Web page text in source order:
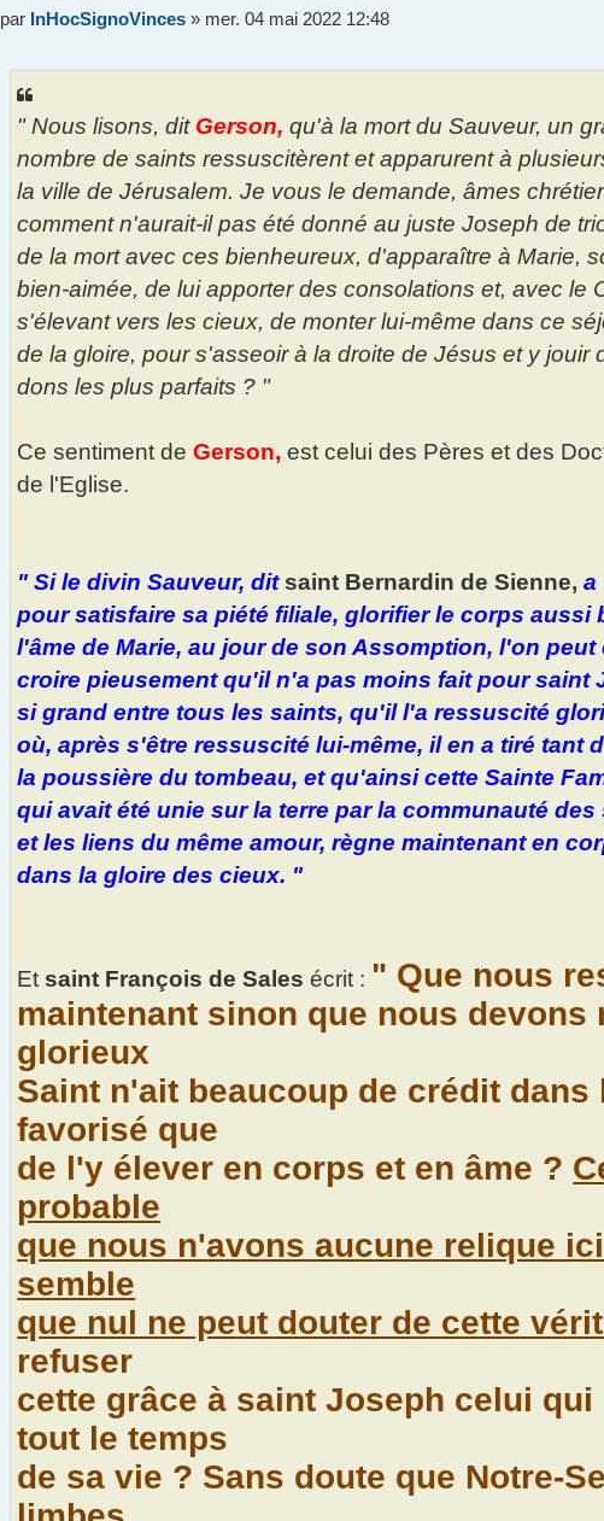
M
par InHocSignoVinces » mer. 04 mai 2022 12:48
" Nous lisons, dit Gerson, qu'à la mort du Sauveur, un
nombre de saints ressuscitèrent et apparurent à
la ville de Jérusalem. Je vous le demande, âmes
comment n'aurait-il pas été donné au juste Joseph de
de la mort avec ces bienheureux, d'apparaître à Marie,
bien-aimée, de lui apporter des consolations et, avec le
s'élevant vers les cieux, de monter lui-même dans ce
de la gloire, pour s'asseoir à la droite de Jésus et y jouir
dons les plus parfaits ? "
Ce sentiment deGerson, est celui des Pères et des
de l'Eglise.
" Si le divin Sauveur, dit saint Bernardin de Sienne, a
pour satisfaire sa piété filiale, glorifier le corps aussi
l'âme de Marie, au jour de son Assomption, l'on
croire pieusement qu'il n'a pas moins fait pour saint
si grand entre tous les saints, qu'il l'a ressuscité
où, après s'être ressuscité lui-même, il en a tiré tant
la poussière du tombeau, et qu'ainsi cette Sainte
qui avait été unie sur la terre par la communauté
et les liens du même amour, règne maintenant en
dans la gloire des cieux. "
Et saint François de Sales écrit : " Que nous
maintenant sinon que nous devons
glorieux
Saint n'ait beaucoup de crédit
favorisé que
de l'y élever en corps et en âme ?
probable
que nous n'avons aucune relique
semble
que nul ne peut douter de cette
refuser
cette grâce à saint Joseph celui
tout le temps
de sa vie ? Sans doute que Notre-